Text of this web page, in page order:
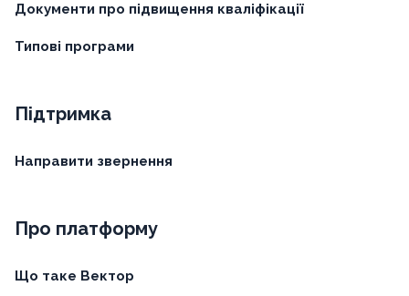
Документи про підвищення кваліфікації
Типові програми
Підтримка
Направити звернення
Про платформу
Що таке Вектор